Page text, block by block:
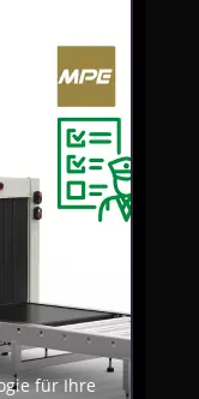
für Ihre